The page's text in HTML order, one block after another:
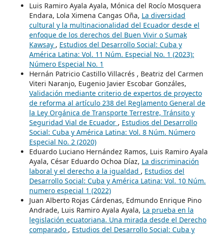
Luis Ramiro Ayala Ayala, Mónica del Rocío Mosquera
Endara, Lola Ximena Cangas Oña, La diversidad
cultural y la multinacionalidad del Ecuador desde el
enfoque de los derechos del Buen Vivir o Sumak
Kawsay , Estudios del Desarrollo Social: Cuba y
América Latina: Vol. 11 Núm. Especial No. 1 (2023):
Número Especial No. 1
Hernán Patricio Castillo Villacrés , Beatriz del Carmen
Viteri Naranjo, Eugenio Javier Escobar Gonzáles,
Validación mediante criterio de expertos de proyecto
de reforma al artículo 238 del Reglamento General de
la Ley Orgánica de Transporte Terrestre, Tránsito y
Seguridad Vial de Ecuador , Estudios del Desarrollo
Social: Cuba y América Latina: Vol. 8 Núm. Número
Especial No. 2 (2020)
Eduardo Luciano Hernández Ramos, Luis Ramiro Ayala
Ayala, César Eduardo Ochoa Díaz, La discriminación
laboral y el derecho a la igualdad , Estudios del
Desarrollo Social: Cuba y América Latina: Vol. 10 Núm.
numero especial 1 (2022)
Juan Alberto Rojas Cárdenas, Edmundo Enrique Pino
Andrade, Luis Ramiro Ayala Ayala, La prueba en la
legislación ecuatoriana. Una mirada desde el Derecho
comparado , Estudios del Desarrollo Social: Cuba y